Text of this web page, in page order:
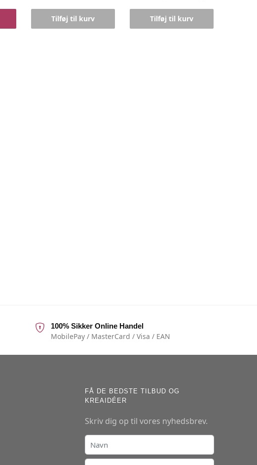
Tilføj til kurv Tilføj til kurv
100% Sikker Online Handel
MobilePay / MasterCard / Visa / EAN
FÅ DE BEDSTE TILBUD OG
KREAIDÉER
Skriv dig op til vores nyhedsbrev.